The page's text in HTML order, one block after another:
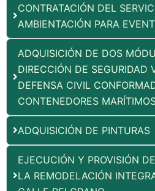
CONTRATACIÓN DEL
AMBIENTACIÓN PARA
ADQUISICIÓN DE DOS
DIRECCIÓN DE SEGURIDAD
DEFENSA CIVIL
CONTENEDORES
ADQUISICIÓN DE PINTURAS
EJECUCIÓN Y PROVISIÓN
LA REMODELACIÓN